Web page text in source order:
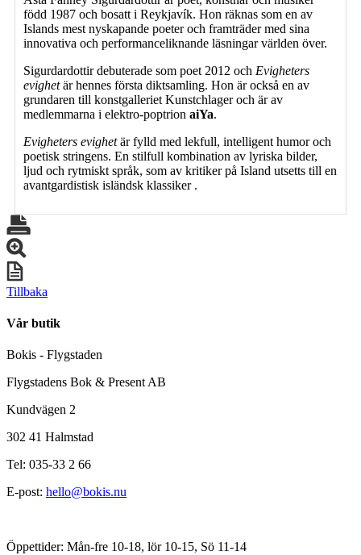
född 1987 och bosatt i Reykjavík. Hon räknas som en av
Islands mest nyskapande poeter och framträder med sina
innovativa och performanceliknande läsningar världen över.
Sigurdardottir debuterade som poet 2012 och Evigheters
evighetär hennes första diktsamling. Hon är också en av
grundaren till konstgalleriet Kunstchlager och är av
medlemmarna i elektro-poptrion aiYa.
Evigheters evighetär fylld med lekfull, intelligent humor och
poetisk stringens. En stilfull kombination av lyriska bilder,
ljud och rytmiskt språk, som av kritiker på Island utsetts till en
avantgardistisk isländsk klassiker .
Tillbaka
Vår butik
Bokis - Flygstaden
Flygstadens Bok & Present AB
Kundvägen 2
302 41 Halmstad
Tel: 035-33 2 66
E-post: hello@bokis.nu
Öppettider: Mån-fre 10-18, lör 10-15, Sö 11-14